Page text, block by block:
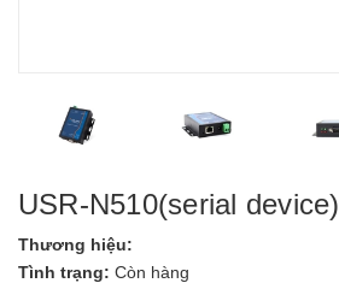
USR-N510(serial device)
Thương hiệu:
Tình trạng: Còn hàng